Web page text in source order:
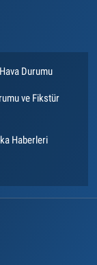
Durumu
ve Fikstür
Haberleri